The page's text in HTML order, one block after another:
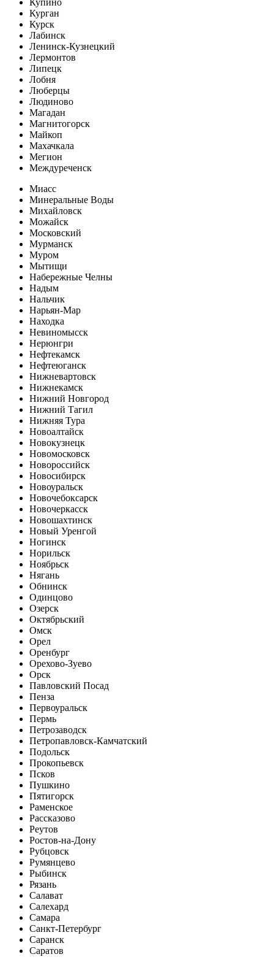
Курган
Курск
Лабинск
Ленинск-Кузнецкий
Лермонтов
Липецк
Лобня
Люберцы
Людиново
Магадан
Магнитогорск
Майкоп
Махачкала
Мегион
Междуреченск
Миасс
Минеральные Воды
Михайловск
Можайск
Московский
Мурманск
Муром
Мытищи
Набережные Челны
Надым
Нальчик
Нарьян-Мар
Находка
Невиномысск
Нерюнгри
Нефтекамск
Нефтеюганск
Нижневартовск
Нижнекамск
Нижний Новгород
Нижний Тагил
Нижняя Тура
Новоалтайск
Новокузнецк
Новомосковск
Новороссийск
Новосибирск
Новоуральск
Новочебоксарск
Новочеркасск
Новошахтинск
Новый Уренгой
Ногинск
Норильск
Ноябрьск
Нягань
Обнинск
Одинцово
Озерск
Октябрьский
Омск
Орел
Оренбург
Орехово-Зуево
Орск
Павловский Посад
Пенза
Первоуральск
Пермь
Петрозаводск
Петропавловск-Камчатский
Подольск
Прокопьевск
Псков
Пушкино
Пятигорск
Раменское
Рассказово
Реутов
Ростов-на-Дону
Рубцовск
Румянцево
Рыбинск
Рязань
Салават
Салехард
Самара
Санкт-Петербург
Саранск
Саратов